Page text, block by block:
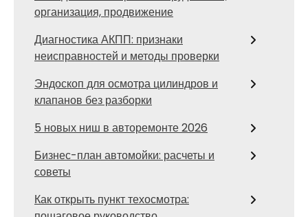
организация, продвижение
Диагностика АКПП: признаки
неисправностей и методы проверки
Эндоскоп для осмотра цилиндров и
клапанов без разборки
5 новых ниш в авторемонте 2026
Бизнес-план автомойки: расчеты и
советы
Как открыть пункт техосмотра: